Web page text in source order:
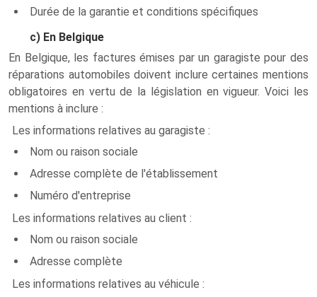
Durée de la garantie et conditions spécifiques
c) En Belgique
En Belgique, les factures émises par un garagiste pour des
réparations automobiles doivent inclure certaines mentions
obligatoires en vertu de la législation en vigueur. Voici les
mentions à inclure :
Les informations relatives au garagiste :
Nom ou raison sociale
Adresse complète de l'établissement
Numéro d'entreprise
Les informations relatives au client :
Nom ou raison sociale
Adresse complète
Les informations relatives au véhicule :